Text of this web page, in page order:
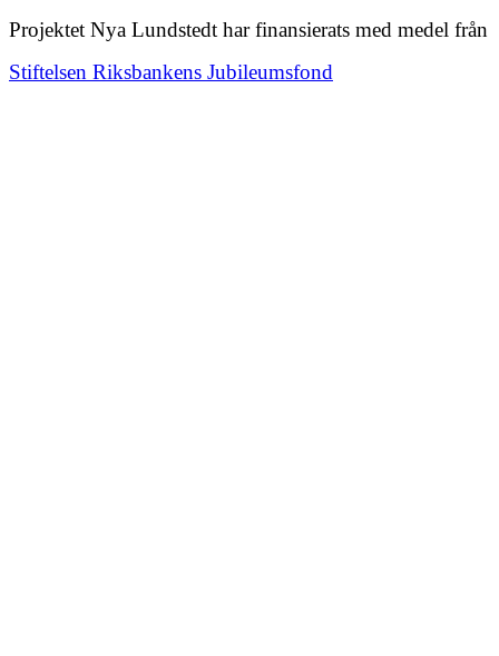
Projektet Nya Lundstedt har finansierats med medel från
Stiftelsen Riksbankens Jubileumsfond